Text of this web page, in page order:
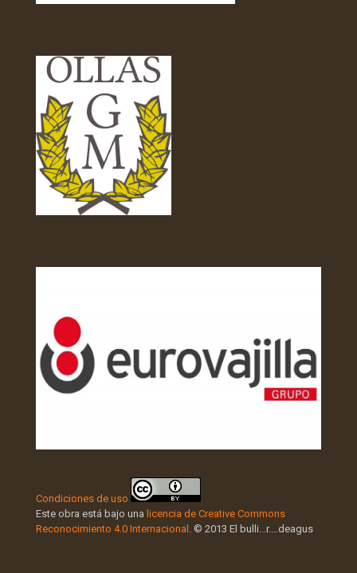
Condiciones de uso
Este obra está bajo una licencia de Creative Commons
Reconocimiento 4.0 Internacional . © 2013 El bulli...r....deagus